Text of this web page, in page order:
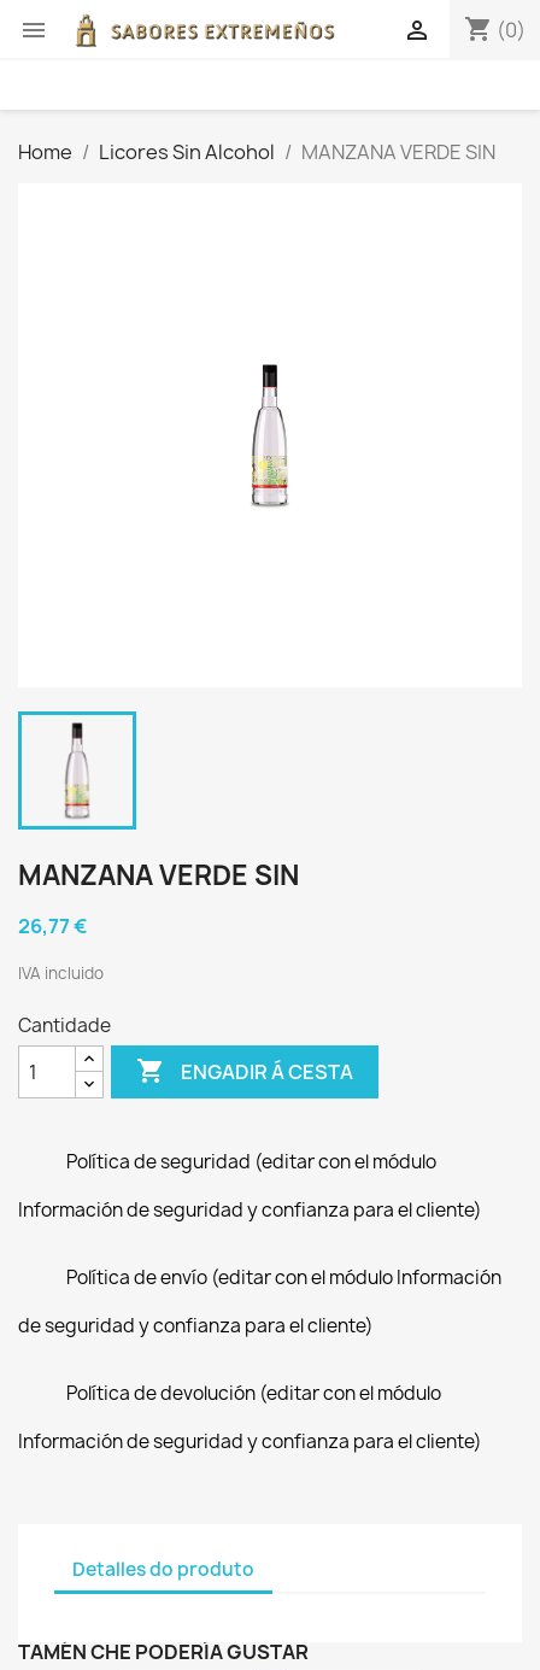
 shopping_cart (0)

Home Licores Sin Alcohol MANZANA VERDE SIN
MANZANA VERDE SIN
26,77 €
IVA incluido
Cantidade
 ENGADIR Á CESTA
Política de seguridad (editar con el módulo
Información de seguridad y confianza para el cliente)
Política de envío (editar con el módulo Información
de seguridad y confianza para el cliente)
Política de devolución (editar con el módulo
Información de seguridad y confianza para el cliente)
Detalles do produto
TAMÉN CHE PODERÍA GUSTAR